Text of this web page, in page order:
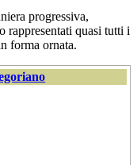
progressiva,
rappresentati quasi tutti i
forma ornata.